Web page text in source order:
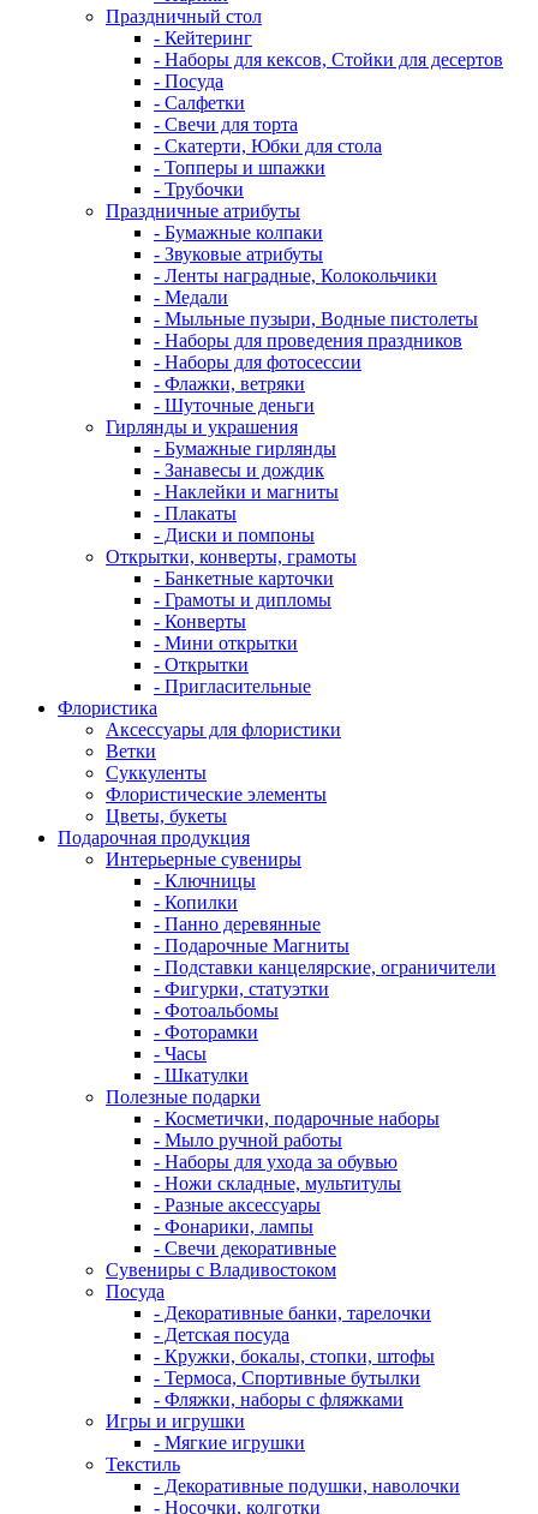
Праздничный стол
- Кейтеринг
- Наборы для кексов, Стойки для десертов
- Посуда
- Салфетки
- Свечи для торта
- Скатерти, Юбки для стола
- Топперы и шпажки
- Трубочки
Праздничные атрибуты
- Бумажные колпаки
- Звуковые атрибуты
- Ленты наградные, Колокольчики
- Медали
- Мыльные пузыри, Водные пистолеты
- Наборы для проведения праздников
- Наборы для фотосессии
- Флажки, ветряки
- Шуточные деньги
Гирлянды и украшения
- Бумажные гирлянды
- Занавесы и дождик
- Наклейки и магниты
- Плакаты
- Диски и помпоны
Открытки, конверты, грамоты
- Банкетные карточки
- Грамоты и дипломы
- Конверты
- Мини открытки
- Открытки
- Пригласительные
Флористика
Аксессуары для флористики
Ветки
Суккуленты
Флористические элементы
Цветы, букеты
Подарочная продукция
Интерьерные сувениры
- Ключницы
- Копилки
- Панно деревянные
- Подарочные Магниты
- Подставки канцелярские, ограничители
- Фигурки, статуэтки
- Фотоальбомы
- Фоторамки
- Часы
- Шкатулки
Полезные подарки
- Косметички, подарочные наборы
- Мыло ручной работы
- Наборы для ухода за обувью
- Ножи складные, мультитулы
- Разные аксессуары
- Фонарики, лампы
- Свечи декоративные
Сувениры с Владивостоком
Посуда
- Декоративные банки, тарелочки
- Детская посуда
- Кружки, бокалы, стопки, штофы
- Термоса, Спортивные бутылки
- Фляжки, наборы с фляжками
Игры и игрушки
- Мягкие игрушки
Текстиль
- Декоративные подушки, наволочки
- Носочки, колготки